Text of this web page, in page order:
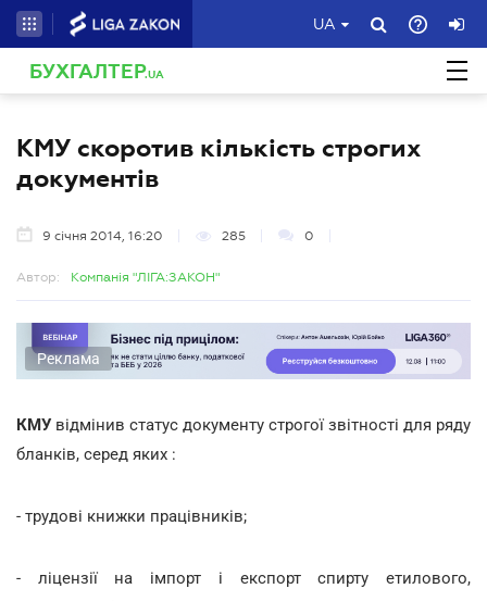
UA
БУХГАЛТЕР.UA
КМУ скоротив кількість строгих
документів
9 січня 2014, 16:20 285 0
Автор: Компанія "ЛІГА:ЗАКОН"
Реклама
КМУ відмінив статус документу строгої звітності для ряду
бланків, серед яких :
- трудові книжки працівників;
- ліцензії на імпорт і експорт спирту етилового,